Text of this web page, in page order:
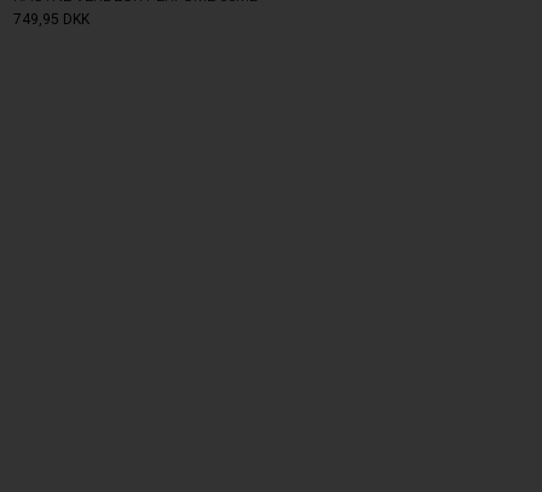
749,95 DKK